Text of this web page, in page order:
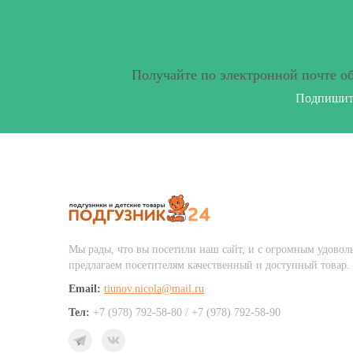
Получайте по электронной почте
Мы рады, что вы посетили наш сайт, и с огромным
предлагаем посетителям качественный и доступный товар.
Email: tiunov.nicola@mail.ru
Тел: +7 (978) 792-58-80 / +7 (978) 792-58-90